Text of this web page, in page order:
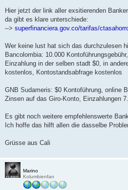
Hier jetzt der link aller exsitierenden
da gibt es klare unterschiede:
--> superfinanciera.gov.co/tarifas/
Wer keine lust hat sich das durchzulesen
Bancolombia: 10.000
Einzahlung in der selben stadt $0, in
kostenlos, Kontostandsabfrage kostenlos
GNB Sudameris: $0 Kontoführung, online
Zinsen auf das Giro-Konto, Einzahlungen
Es gibt noch weitere empfehlenswerte
Ich hoffe das hilft allen die dasselbe
Grüsse aus Cali
Marino
Kolumbienfan